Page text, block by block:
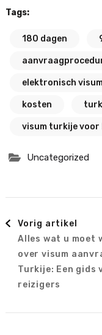
Tags:
180 dagen
elektronisch
kosten
visum turkije voor
Uncategorized
Vorig artikel
Alles wat u moet
over visum
Turkije: Een gids
reizigers